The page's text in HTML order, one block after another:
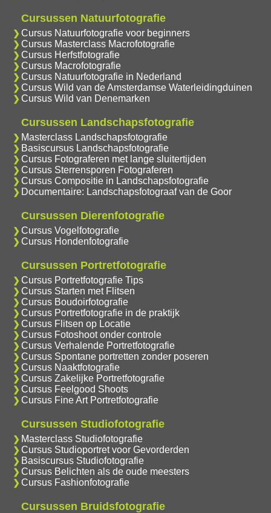
Cursussen Natuurfotografie
Cursus Natuurfotografie voor beginners
Cursus Masterclass Macrofotografie
Cursus Herfstfotografie
Cursus Macrofotografie
Cursus Natuurfotografie in Nederland
Cursus Wild van de Amsterdamse Waterleidingduinen
Cursus Wild van Denemarken
Cursussen Landschapsfotografie
Masterclass Landschapsfotografie
Basiscursus Landschapsfotografie
Cursus Fotograferen met lange sluitertijden
Cursus Sterrensporen Fotograferen
Cursus Compositie in Landschapsfotografie
Documentaire: Landschapsfotograaf van de Goor
Cursussen Dierenfotografie
Cursus Vogelfotografie
Cursus Hondenfotografie
Cursussen Portretfotografie
Cursus Portretfotografie Tips
Cursus Starten met Flitsen
Cursus Boudoirfotografie
Cursus Portretfotografie in de praktijk
Cursus Flitsen op Locatie
Cursus Fotoshoot onder controle
Cursus Verhalende Portretfotografie
Cursus Spontane portretten zonder poseren
Cursus Naaktfotografie
Cursus Zakelijke Portretfotografie
Cursus Feelgood Shoots
Cursus Fine Art Portretfotografie
Cursussen Studiofotografie
Masterclass Studiofotografie
Cursus Studioportret voor Gevorderden
Basiscursus Studiofotografie
Cursus Belichten als de oude meesters
Cursus Fashionfotografie
Cursussen Bruidsfotografie